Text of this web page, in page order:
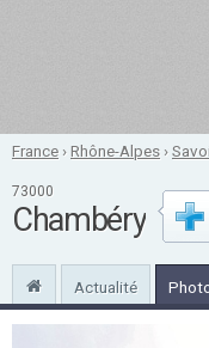
France ›Rhône-Alpes ›
73000
Chambéry
Actualité